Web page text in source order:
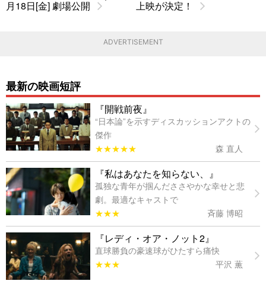
月18日[金] 劇場公開
上映が決定！
ADVERTISEMENT
最新の映画短評
『開戦前夜』
“日本論”を示すディスカッションアクトの
傑作
★★★★★
森 直人
『私はあなたを知らない、』
孤独な青年が掴んだささやかな幸せと悲
劇。最適なキャストで
★★★
斉藤 博昭
『レディ・オア・ノット2』
直球勝負の豪速球がひたすら痛快
★★★
平沢 薫